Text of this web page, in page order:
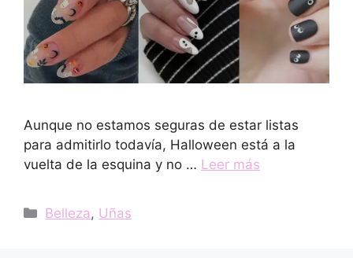
Aunque no estamos seguras de estar listas
para admitirlo todavía, Halloween está a la
vuelta de la esquina y no … Leer más
Categorías
Belleza , Uñas